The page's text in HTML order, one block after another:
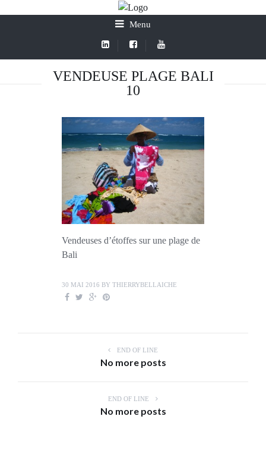
Menu
VENDEUSE PLAGE BALI
10
Vendeuses d’étoffes sur une plage de
Bali
30 MAI 2016 BY THIERRYBELLAICHE
END OF LINE
No more posts
END OF LINE
No more posts